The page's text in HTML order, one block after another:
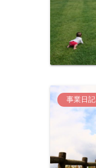
事業日記